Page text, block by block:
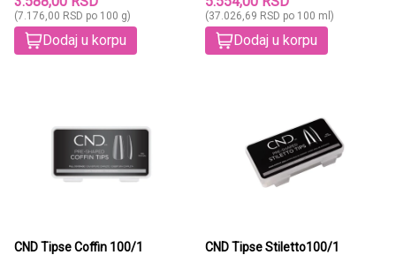
(7.176,00 RSD po 100 g)
Dodaj u korpu
(37.026,69 RSD po 100 ml)
Dodaj u korpu
CND Tipse Coffin 100/1 CND Tipse Stiletto100/1